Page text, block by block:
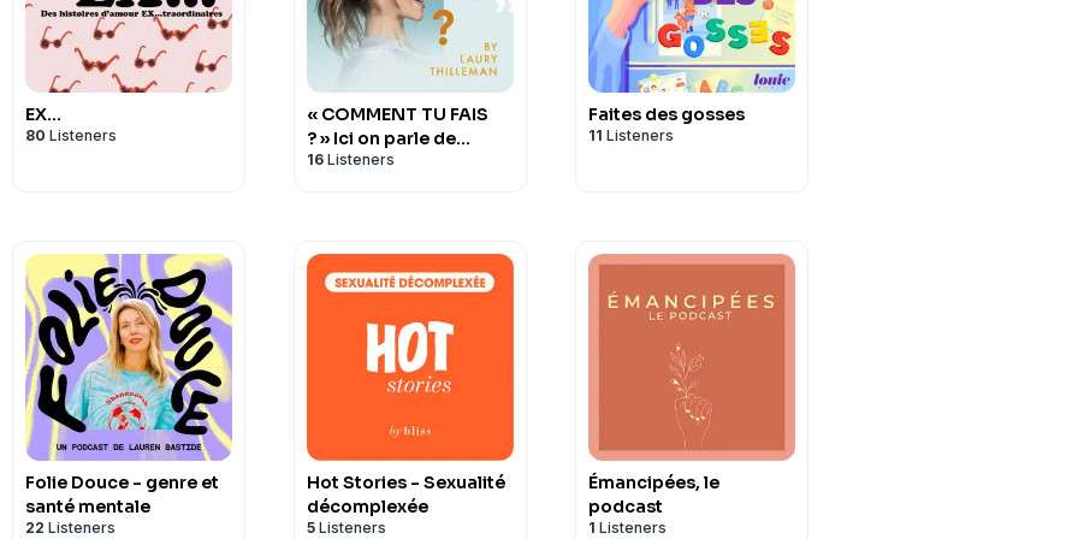
EX...
80 Listeners
« COMMENT TU FAIS
? » Ici on parle de
vulnérabilité, et + si
16 Listeners
Faites des gosses
11 Listeners
Folie Douce - genre et
santé mentale
22 Listeners
Hot Stories - Sexualité
décomplexée
5 Listeners
Émancipées, le
podcast
1 Listeners